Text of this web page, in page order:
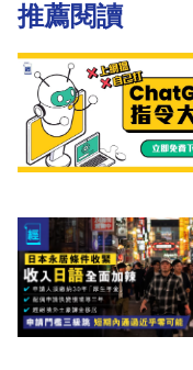
推薦閱讀